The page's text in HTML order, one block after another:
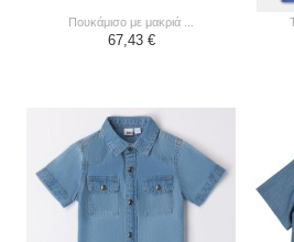
πουκάμισο με μακριά ...
67,43 €